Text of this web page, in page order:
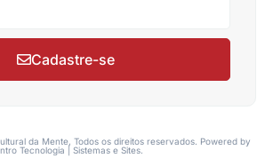
Cadastre-se
da Mente, Todos os direitos reservados. Powered by
Tecnologia | Sistemas e Sites.